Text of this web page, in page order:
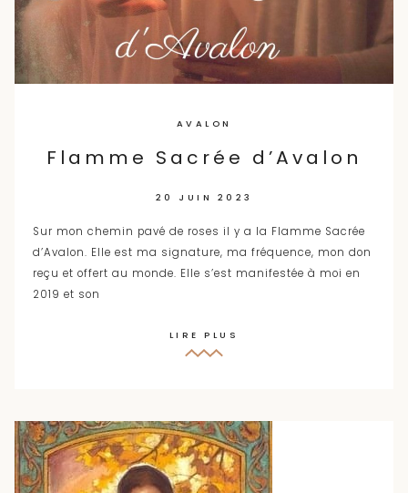
AVALON
Flamme Sacrée d’Avalon
20 JUIN 2023
Sur mon chemin pavé de roses il y a la Flamme Sacrée
d’Avalon. Elle est ma signature, ma fréquence, mon don
reçu et offert au monde. Elle s’est manifestée à moi en
2019 et son
LIRE PLUS